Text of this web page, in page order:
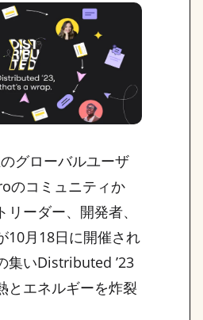
グローバルユーザ
のコミュニティか
リーダー、開発者、
10月18日に開催され
集いDistributed ’23
とエネルギーを炸裂